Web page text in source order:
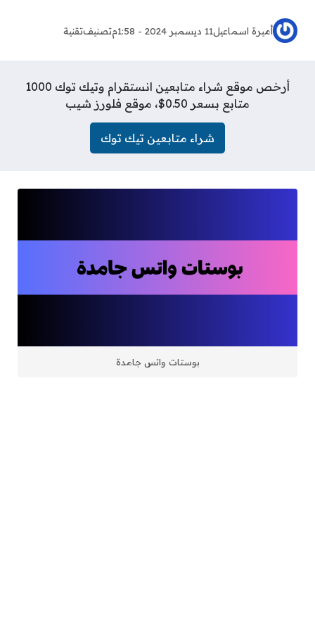
أميرة اسماعيل11 ديسمبر 2024 - 1:58م تصنيفتقنية
أرخص موقع شراء متابعين انستقرام وتيك توك 1000
متابع بسعر 0.50$، موقع فلورز شيب
شراء متابعين تيك توك
بوستات واتس جامدة